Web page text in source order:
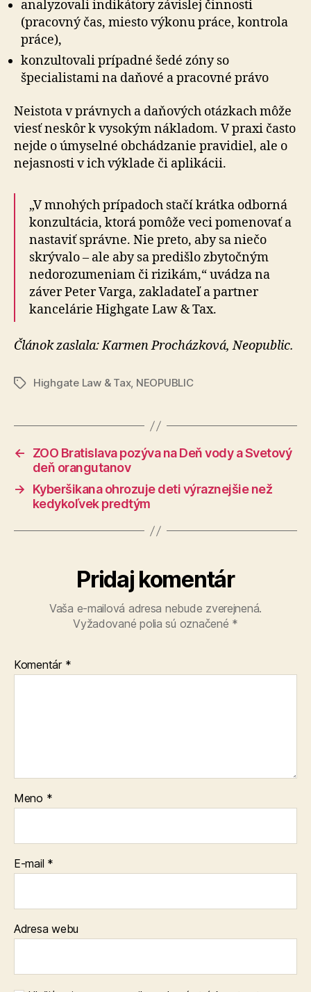
analyzovali indikátory závislej činnosti
(pracovný čas, miesto výkonu práce, kontrola
práce),
konzultovali prípadné šedé zóny so
špecialistami na daňové a pracovné právo
Neistota v právnych a daňových otázkach môže
viesť neskôr k vysokým nákladom. V praxi často
nejde o úmyselné obchádzanie pravidiel, ale o
nejasnosti v ich výklade či aplikácii.
„V mnohých prípadoch stačí krátka od­bor­ná
kon­zul­tá­cia, ktorá pomôže veci pomenovať a
nastaviť správne. Nie preto, aby sa niečo
skrývalo – ale aby sa predišlo zbytočným
nedorozumeniam či rizikám,“ uvádza na
záver Peter Varga, zakladateľ a partner
kancelárie Highgate Law & Tax.
Článok zaslala: Karmen Procházková, Neopublic.
ZnačkyHighgate Law & Tax, NEOPUBLIC
←
ZOO Bratislava pozýva na Deň vody a Svetový
deň orangutanov
→
Kyberšikana ohrozuje deti výraznejšie než
kedykoľvek predtým
Pridaj komentár
Vaša e-mailová adresa nebude zverejnená.
Vyžadované polia sú označené *
Komentár *
Meno *
E-mail *
Adresa webu